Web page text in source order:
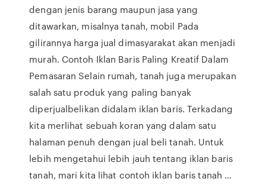
dengan jenis barang maupun jasa yang
ditawarkan, misalnya tanah, mobil Pada
gilirannya harga jual dimasyarakat akan menjadi
murah. Contoh Iklan Baris Paling Kreatif Dalam
Pemasaran Selain rumah, tanah juga merupakan
salah satu produk yang paling banyak
diperjualbelikan didalam iklan baris. Terkadang
kita merlihat sebuah koran yang dalam satu
halaman penuh dengan jual beli tanah. Untuk
lebih mengetahui lebih jauh tentang iklan baris
tanah, mari kita lihat contoh iklan baris tanah …